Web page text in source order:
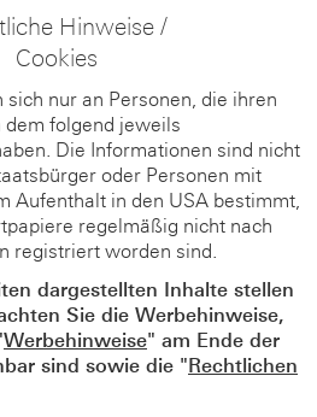
Hinweise /
Cookies
nur an Personen, die ihren
folgend jeweils
Die Informationen sind nicht
oder Personen mit
Aufenthalt in den USA bestimmt,
regelmäßig nicht nach
registriert worden sind.
dargestellten Inhalte stellen
Sie die Werbehinweise,
Werbehinweise" am Ende der
sind sowie die "Rechtlichen